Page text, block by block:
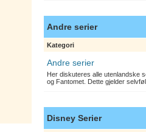
Andre serier
Kategori
Andre serier
Her diskuteres alle utenlandske
og Fantomet. Dette gjelder
Disney Serier